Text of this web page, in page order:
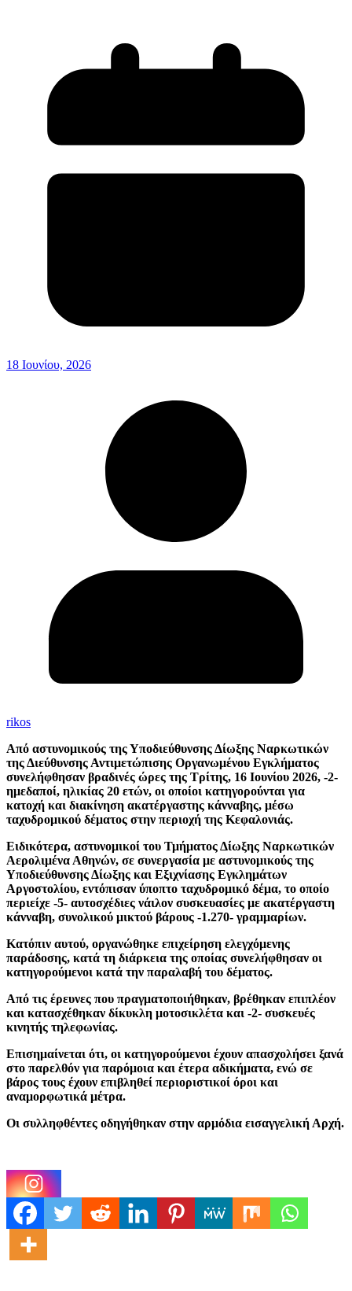
18 Ιουνίου, 2026
rikos
Από αστυνομικούς της Υποδιεύθυνσης Δίωξης Ναρκωτικών
της Διεύθυνσης Αντιμετώπισης Οργανωμένου Εγκλήματος
συνελήφθησαν βραδινές ώρες της Τρίτης, 16 Ιουνίου 2026, -2-
ημεδαποί, ηλικίας 20 ετών, οι οποίοι κατηγορούνται για
κατοχή και διακίνηση ακατέργαστης κάνναβης, μέσω
ταχυδρομικού δέματος στην περιοχή της Κεφαλονιάς.
Ειδικότερα, αστυνομικοί του Τμήματος Δίωξης Ναρκωτικών
Αερολιμένα Αθηνών, σε συνεργασία με αστυνομικούς της
Υποδιεύθυνσης Δίωξης και Εξιχνίασης Εγκλημάτων
Αργοστολίου, εντόπισαν ύποπτο ταχυδρομικό δέμα, το οποίο
περιείχε -5- αυτοσχέδιες νάιλον συσκευασίες με ακατέργαστη
κάνναβη, συνολικού μικτού βάρους -1.270- γραμμαρίων.
Κατόπιν αυτού, οργανώθηκε επιχείρηση ελεγχόμενης
παράδοσης, κατά τη διάρκεια της οποίας συνελήφθησαν οι
κατηγορούμενοι κατά την παραλαβή του δέματος.
Από τις έρευνες που πραγματοποιήθηκαν, βρέθηκαν επιπλέον
και κατασχέθηκαν δίκυκλη μοτοσικλέτα και -2- συσκευές
κινητής τηλεφωνίας.
Επισημαίνεται ότι, οι κατηγορούμενοι έχουν απασχολήσει ξανά
στο παρελθόν για παρόμοια και έτερα αδικήματα, ενώ σε
βάρος τους έχουν επιβληθεί περιοριστικοί όροι και
αναμορφωτικά μέτρα.
Οι συλληφθέντες οδηγήθηκαν στην αρμόδια εισαγγελική Αρχή.